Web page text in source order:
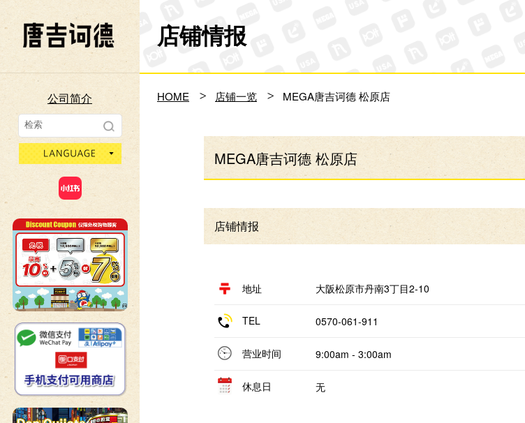
Don Quijote
公司简介
language
店铺情报
HOME 店铺一览 MEGA唐吉诃德 松原店
MEGA唐吉诃德 松原店
店铺情报
地址 大阪松原市丹南3丁目2-10
TEL 0570-061-911
营业时间 9:00am - 3:00am
休息日 无